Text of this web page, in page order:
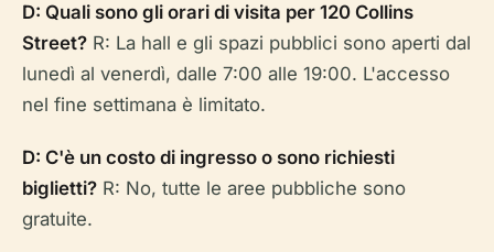
D: Quali sono gli orari di visita per 120 Collins
Street? R: La hall e gli spazi pubblici sono aperti dal
lunedì al venerdì, dalle 7:00 alle 19:00. L'accesso
nel fine settimana è limitato.
D: C'è un costo di ingresso o sono richiesti
biglietti? R: No, tutte le aree pubbliche sono
gratuite.